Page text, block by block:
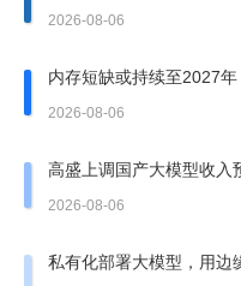
势
2026-08-06
内存短缺或持续至2027
2026-08-06
高盛上调国产大模型收入
求走强
2026-08-06
私有化部署大模型，用边